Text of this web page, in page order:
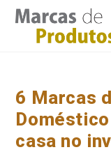
6 Marcas
casa no